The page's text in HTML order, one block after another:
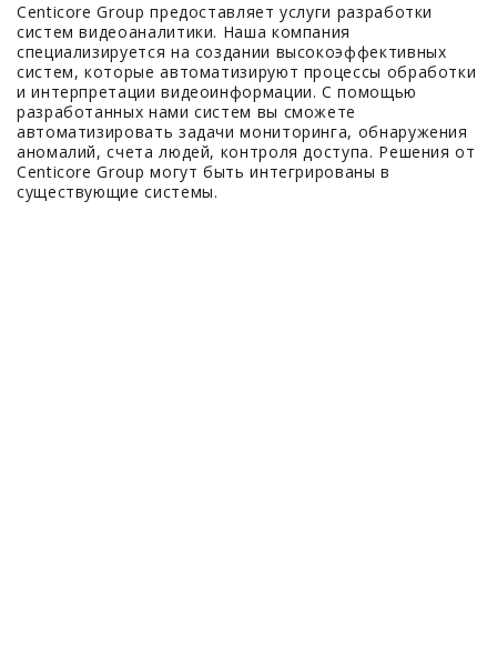
Centicore Group предоставляет услуги разработки
систем видеоаналитики. Наша компания
специализируется на создании высокоэффективных
систем, которые автоматизируют процессы обработки
и интерпретации видеоинформации. С помощью
разработанных нами систем вы сможете
автоматизировать задачи мониторинга, обнаружения
аномалий, счета людей, контроля доступа. Решения от
Centicore Group могут быть интегрированы в
существующие системы.